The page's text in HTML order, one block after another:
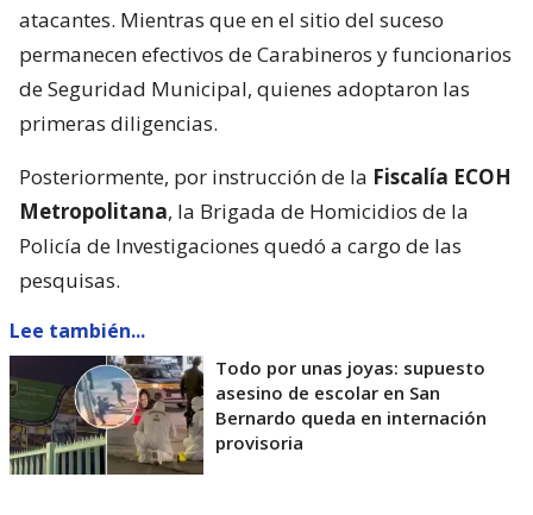
atacantes. Mientras que en el sitio del suceso
permanecen efectivos de Carabineros y funcionarios
de Seguridad Municipal, quienes adoptaron las
primeras diligencias.
Posteriormente, por instrucción de la Fiscalía ECOH
Metropolitana, la Brigada de Homicidios de la
Policía de Investigaciones quedó a cargo de las
pesquisas.
Lee también...
Todo por unas joyas: supuesto
asesino de escolar en San
Bernardo queda en internación
provisoria